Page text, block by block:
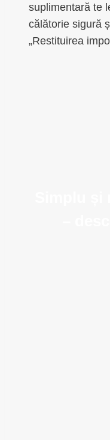
suplimentară te
călătorie sigură
„Restituirea